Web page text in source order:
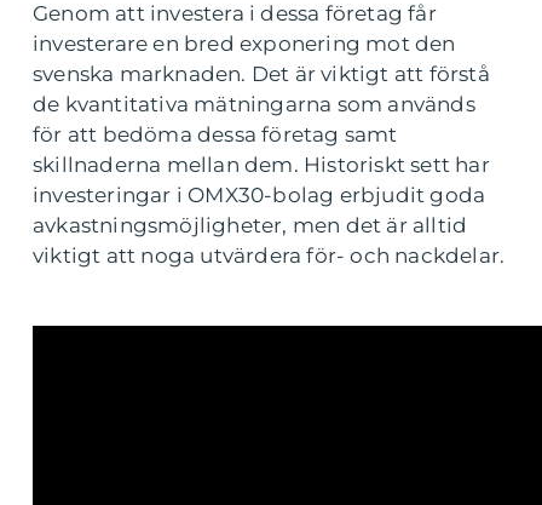
Genom att investera i dessa företag får
investerare en bred exponering mot den
svenska marknaden. Det är viktigt att förstå
de kvantitativa mätningarna som används
för att bedöma dessa företag samt
skillnaderna mellan dem. Historiskt sett har
investeringar i OMX30-bolag erbjudit goda
avkastningsmöjligheter, men det är alltid
viktigt att noga utvärdera för- och nackdelar.